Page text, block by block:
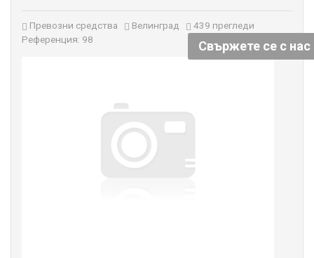
Превозни средства Велинград
439 прегледи
Референция: 98
Свържете се с нас